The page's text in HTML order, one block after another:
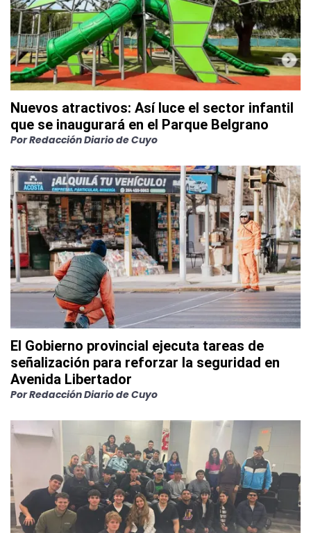
Nuevos atractivos: Así luce el sector infantil
que se inaugurará en el Parque Belgrano
PorRedacción Diario de Cuyo
El Gobierno provincial ejecuta tareas de
señalización para reforzar la seguridad en
Avenida Libertador
PorRedacción Diario de Cuyo